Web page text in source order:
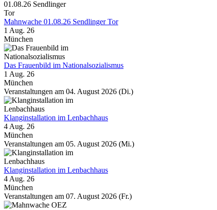
Mahnwache 01.08.26 Sendlinger Tor
1 Aug. 26
München
Das Frauenbild im Nationalsozialismus
1 Aug. 26
München
Veranstaltungen am 04. August 2026 (Di.)
Klanginstallation im Lenbachhaus
4 Aug. 26
München
Veranstaltungen am 05. August 2026 (Mi.)
Klanginstallation im Lenbachhaus
4 Aug. 26
München
Veranstaltungen am 07. August 2026 (Fr.)